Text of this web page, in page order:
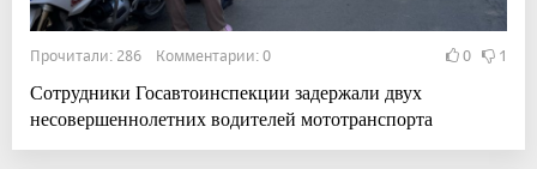
Прочитали: 286 Комментарии: 0 0 1
Сотрудники Госавтоинспекции задержали двух
несовершеннолетних водителей мототранспорта